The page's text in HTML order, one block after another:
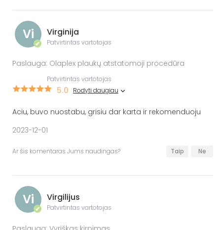
Vi
✔
Virginija
Patvirtintas vartotojas
Paslauga: Olaplex plaukų atstatomoji procedūra
Patvirtintas vartotojas
5.0 Rodyti daugiau
Aciu, buvo nuostabu, grisiu dar karta ir rekomenduoju
2023-12-01
Ar šis komentaras Jums naudingas? Taip Ne
Vi
✔
Virgilijus
Patvirtintas vartotojas